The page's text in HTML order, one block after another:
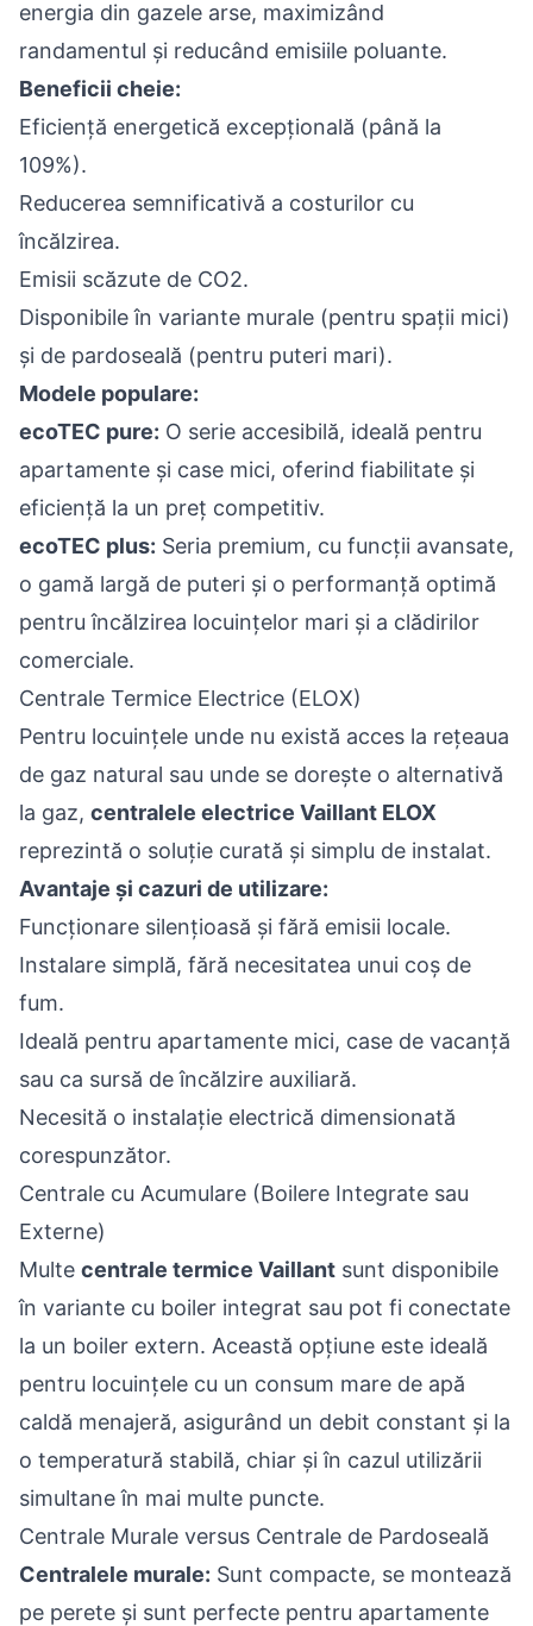
energia din gazele arse, maximizând
randamentul și reducând emisiile poluante.
Beneficii cheie:
Eficiență energetică excepțională (până la
109%).
Reducerea semnificativă a costurilor cu
încălzirea.
Emisii scăzute de CO2.
Disponibile în variante murale (pentru spații mici)
și de pardoseală (pentru puteri mari).
Modele populare:
ecoTEC pure: O serie accesibilă, ideală pentru
apartamente și case mici, oferind fiabilitate și
eficiență la un preț competitiv.
ecoTEC plus: Seria premium, cu funcții avansate,
o gamă largă de puteri și o performanță optimă
pentru încălzirea locuințelor mari și a clădirilor
comerciale.
Centrale Termice Electrice (ELOX)
Pentru locuințele unde nu există acces la rețeaua
de gaz natural sau unde se dorește o alternativă
la gaz, centralele electrice Vaillant ELOX
reprezintă o soluție curată și simplu de instalat.
Avantaje și cazuri de utilizare:
Funcționare silențioasă și fără emisii locale.
Instalare simplă, fără necesitatea unui coș de
fum.
Ideală pentru apartamente mici, case de vacanță
sau ca sursă de încălzire auxiliară.
Necesită o instalație electrică dimensionată
corespunzător.
Centrale cu Acumulare (Boilere Integrate sau
Externe)
Multe centrale termice Vaillant sunt disponibile
în variante cu boiler integrat sau pot fi conectate
la un boiler extern. Această opțiune este ideală
pentru locuințele cu un consum mare de apă
caldă menajeră, asigurând un debit constant și la
o temperatură stabilă, chiar și în cazul utilizării
simultane în mai multe puncte.
Centrale Murale versus Centrale de Pardoseală
Centralele murale: Sunt compacte, se montează
pe perete și sunt perfecte pentru apartamente